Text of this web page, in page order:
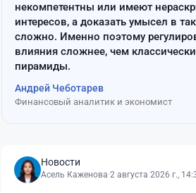
некомпетентны или имеют
интересов, а доказать умысел в
сложно. Именно поэтому
влияния сложнее, чем
пирамиды.
Андрей Чеботарев
Финансовый аналитик и экономист
Новости
Асель Каженова·2 августа 2026 г.,